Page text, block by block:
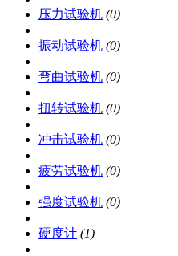
压力试验机 (0)
振动试验机 (0)
弯曲试验机 (0)
扭转试验机 (0)
冲击试验机 (0)
疲劳试验机 (0)
强度试验机 (0)
硬度计 (1)